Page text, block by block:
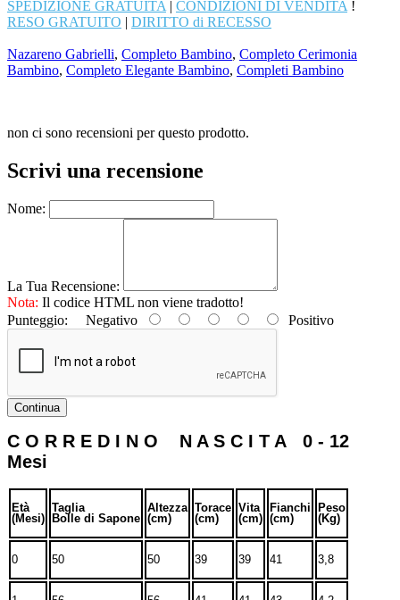
SPEDIZIONE GRATUITA | CONDIZIONI DI VENDITA !
RESO GRATUITO | DIRITTO di RECESSO
Nazareno Gabrielli, Completo Bambino, Completo Cerimonia
Bambino, Completo Elegante Bambino, Completi Bambino
non ci sono recensioni per questo prodotto.
Scrivi una recensione
Nome:
La Tua Recensione:
Nota: Il codice HTML non viene tradotto!
Punteggio: Negativo Positivo
Continua
C O R R E D I N O N A S C I T A 0 - 12
Mesi
Età
(Mesi)
Taglia
Bolle di Sapone
Altezza
(cm)
Torace
(cm)
Vita
(cm)
Fianchi
(cm)
Peso
(Kg)
0 50 50 39 39 41 3,8